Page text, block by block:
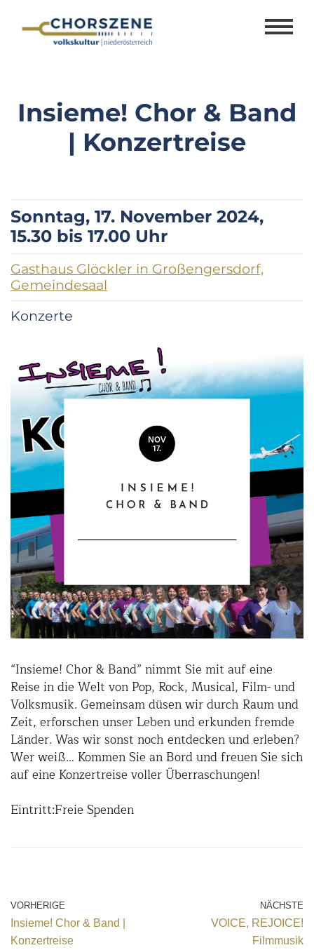
Insieme! Chor & Band
| Konzertreise
Sonntag, 17. November 2024,
15.30 bis 17.00 Uhr
Gasthaus Glöckler in Großengersdorf,
Gemeindesaal
Konzerte
“Insieme! Chor & Band” nimmt Sie mit auf eine
Reise in die Welt von Pop, Rock, Musical, Film- und
Volksmusik. Gemeinsam düsen wir durch Raum und
Zeit, erforschen unser Leben und erkunden fremde
Länder. Was wir sonst noch entdecken und erleben?
Wer weiß… Kommen Sie an Bord und freuen Sie sich
auf eine Konzertreise voller Überraschungen!
Eintritt:Freie Spenden
VORHERIGE
Insieme! Chor & Band |
Konzertreise
NÄCHSTE
VOICE, REJOICE!
Filmmusik